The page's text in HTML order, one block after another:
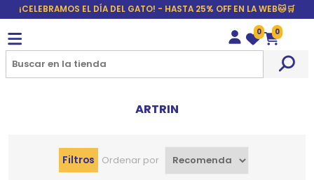
¡CELEBRAMOS EL DÍA DEL GATO! - HASTA 25% OFF EN LA WEB🐱🛒
Wishlist
0
Carrito
0
ARTRIN
Filtros Ordenar por